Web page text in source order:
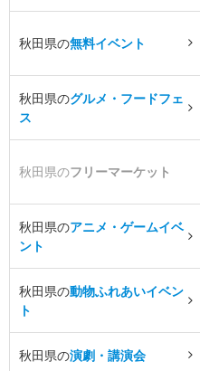
秋田県の無料イベント
秋田県のグルメ・フードフェ
ス
秋田県のフリーマーケット
秋田県のアニメ・ゲームイベ
ント
秋田県の動物ふれあいイベン
ト
秋田県の演劇・講演会